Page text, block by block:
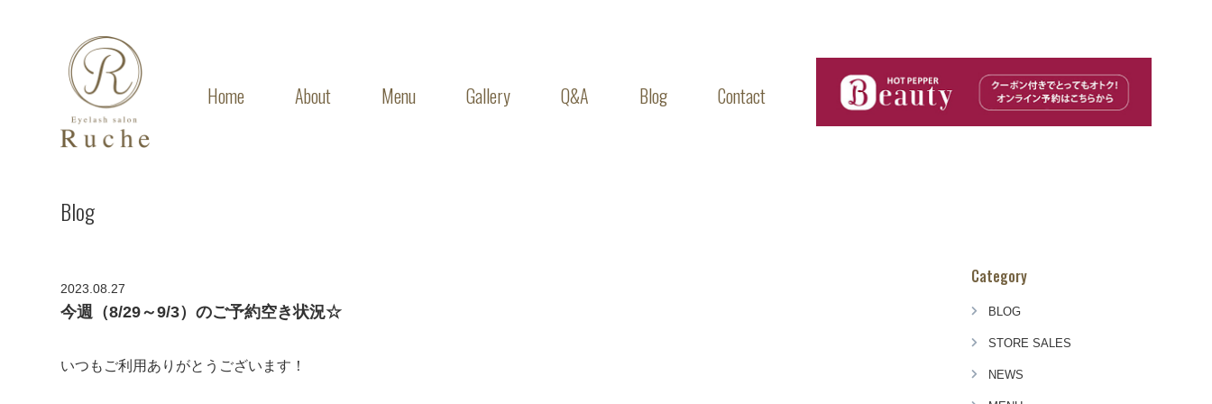
Home About Menu Gallery Q&A Blog Contact
Blog
2023.08.27
今週（8/29～9/3）のご予約空き状況☆
いつもご利用ありがとうございます！
Category
BLOG
STORE SALES
NEWS